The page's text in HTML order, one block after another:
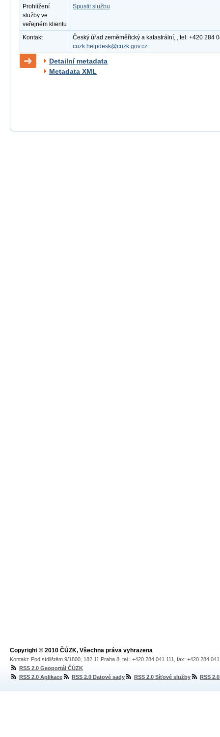
Prohlížení
služby ve
veřejném klientu
Spustit službu
Kontakt
Český úřad zeměměřický a katastrální, , tel: +420 284
cuzk.helpdesk@cuzk.gov.cz
Detailní metadata
Metadata XML
Copyright © 2010 ČÚZK, Všechna práva vyhrazena
Kontakt: Pod sídlištěm 9/1800, 182 11 Praha 8, tel.: +420 284 041 111, fax: +420 284
RSS 2.0 Geoportál ČÚZK
RSS 2.0 Aplikace
RSS 2.0 Datové sady RSS 2.0 Síťové služby RSS